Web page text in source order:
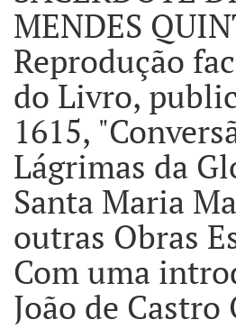
MENDES
Reprodução
do Livro,
1615,
Lágrimas da
Santa Maria
outras Obras
Com uma
João de Castro